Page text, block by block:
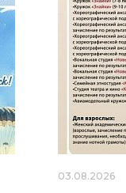
03.08.2026